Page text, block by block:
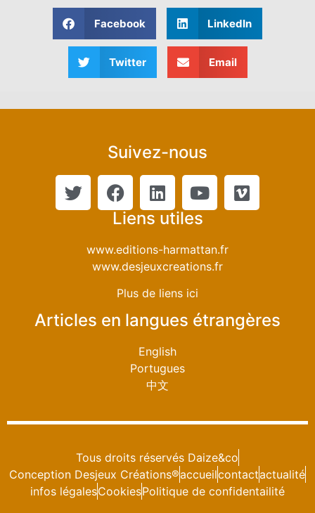
Facebook LinkedIn
Twitter Email
Suivez-nous
Liens utiles
www.editions-harmattan.fr
www.desjeuxcreations.fr
Plus de liens ici
Articles en langues étrangères
English
Portugues
中文
Tous droits réservés Daize&co
Conception Desjeux Créations®accueilcontactactualité
infos légalesCookiesPolitique de confidentailité